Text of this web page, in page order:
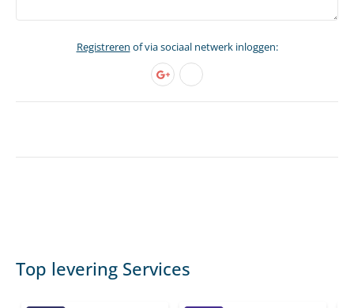
Registreren of via sociaal netwerk inloggen:
Top levering Services